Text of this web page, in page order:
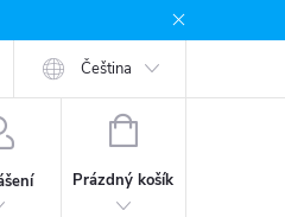
Moje objednávka
Čeština
NÁKUPNÍ
Prázdný košík